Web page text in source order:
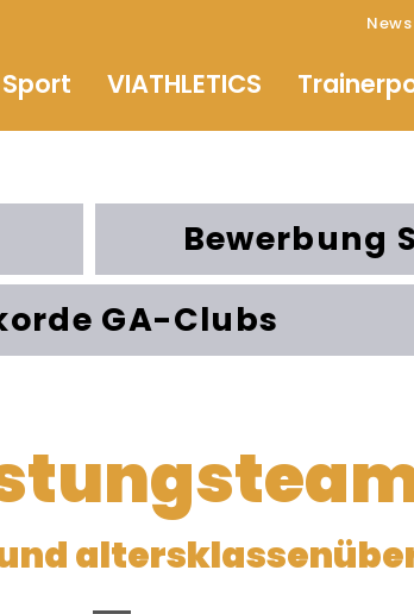
News
Sport VIATHLETICS
Bewerbung
GA-Clubs